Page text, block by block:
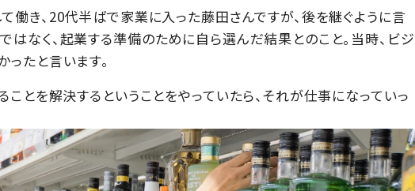
働き、20代半ばで家業に入った藤田さんですが、後を継ぐように言
はなく、起業する準備のために自ら選んだ結果とのこと。当時、ビジ
たと言います。
ことを解決するということをやっていたら、それが仕事になっていっ